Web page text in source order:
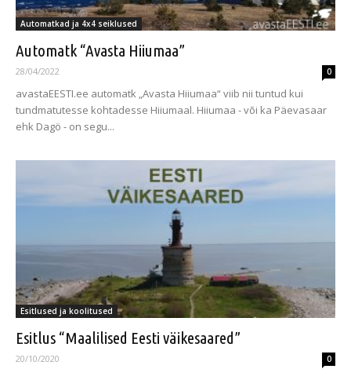
Automatkad ja 4x4 seiklused
Automatk “Avasta Hiiumaa”
28/04/2022 0
avastaEESTI.ee automatk „Avasta Hiiumaa“ viib nii tuntud kui
tundmatutesse kohtadesse Hiiumaal. Hiiumaa - või ka Päevasaar
ehk Dagö - on segu...
Esitlused ja koolitused
Esitlus “Maalilised Eesti väikesaared”
20/10/2020 0